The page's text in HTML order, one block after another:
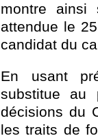
montre ainsi
attendue le
candidat du
En usant
substitue au
décisions du
les traits de